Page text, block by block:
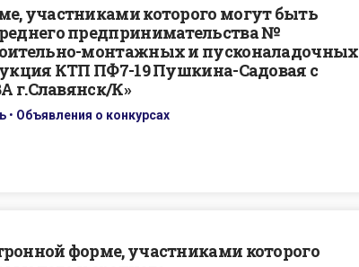
участниками которого могут быть
предпринимательства №
монтажных и пусконаладочных
КТП ПФ7-19 Пушкина-Садовая с
г.Славянск/К»
• Объявления о конкурсах
форме, участниками которого